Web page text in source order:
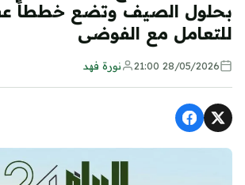
بحلول الصيف وتضع خططاً
للتعامل مع الفوضى
28/05/2026 21:00 نورة فهد